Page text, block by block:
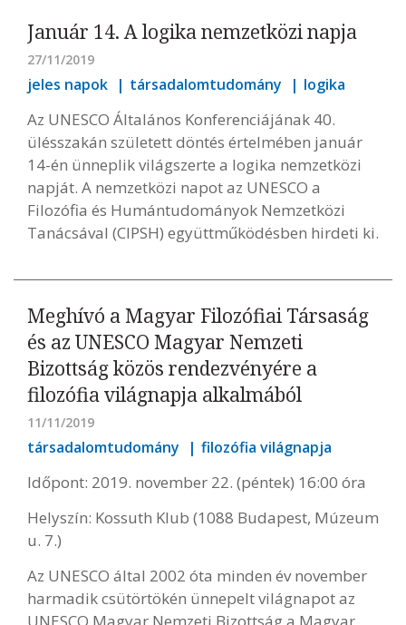
Január 14. A logika nemzetközi napja
27/11/2019
jeles napok társadalomtudomány logika
Az UNESCO Általános Konferenciájának 40.
ülésszakán született döntés értelmében január
14-én ünneplik világszerte a logika nemzetközi
napját. A nemzetközi napot az UNESCO a
Filozófia és Humántudományok Nemzetközi
Tanácsával (CIPSH) együttműködésben hirdeti ki.
Meghívó a Magyar Filozófiai Társaság
és az UNESCO Magyar Nemzeti
Bizottság közös rendezvényére a
filozófia világnapja alkalmából
11/11/2019
társadalomtudomány filozófia világnapja
Időpont: 2019. november 22. (péntek) 16:00 óra
Helyszín: Kossuth Klub (1088 Budapest, Múzeum
u. 7.)
Az UNESCO által 2002 óta minden év november
harmadik csütörtökén ünnepelt világnapot az